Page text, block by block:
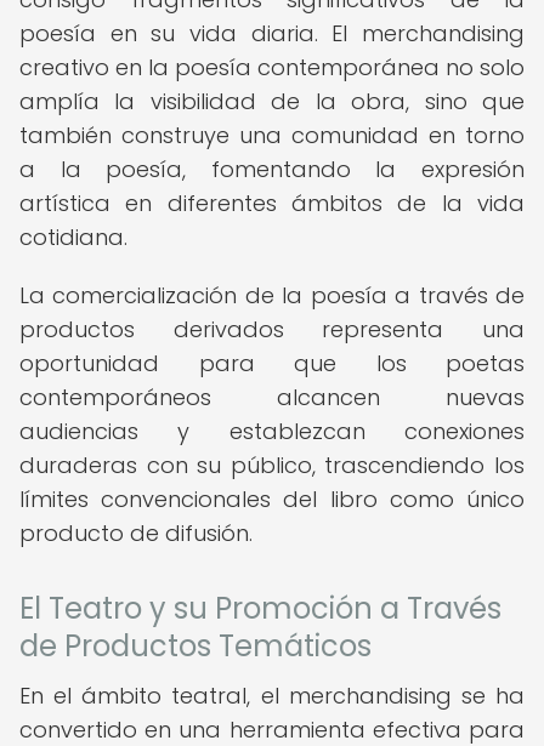
poesía en su vida diaria. El merchandising
creativo en la poesía contemporánea no solo
amplía la visibilidad de la obra, sino que
también construye una comunidad en torno
a la poesía, fomentando la expresión
artística en diferentes ámbitos de la vida
cotidiana.
La comercialización de la poesía a través de
productos derivados representa una
oportunidad para que los poetas
contemporáneos alcancen nuevas
audiencias y establezcan conexiones
duraderas con su público, trascendiendo los
límites convencionales del libro como único
producto de difusión.
El Teatro y su Promoción a Través
de Productos Temáticos
En el ámbito teatral, el merchandising se ha
convertido en una herramienta efectiva para